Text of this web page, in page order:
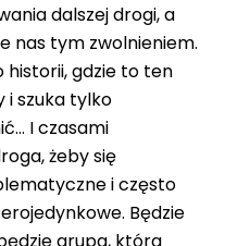
dalszej drogi, a
nas tym zwolnieniem.
historii, gdzie to ten
i szuka tylko
I czasami
żeby się
i często
Będzie
grupa, która